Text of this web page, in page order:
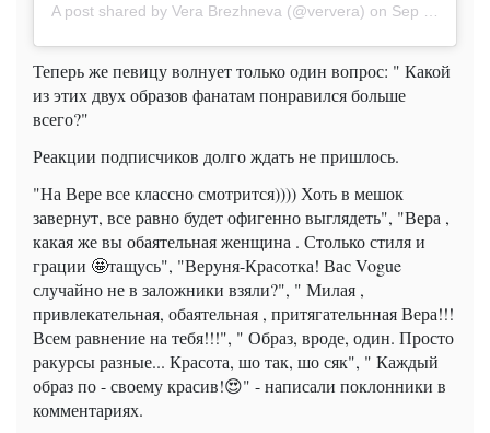
A post shared by Vera Brezhneva (@ververa) on Sep 4, 2019 at 11:37pm PDT
Теперь же певицу волнует только один вопрос: " Какой
из этих двух образов фанатам понравился больше
всего?"
Реакции подписчиков долго ждать не пришлось.
"На Вере все классно смотрится)))) Хоть в мешок
завернут, все равно будет офигенно выглядеть", "Вера ,
какая же вы обаятельная женщина . Столько стиля и
грации 🤩тащусь", "Веруня-Красотка! Вас Vogue
случайно не в заложники взяли?", " Милая ,
привлекательная, обаятельная , притягательнная Вера!!!
Всем равнение на тебя!!!", " Образ, вроде, один. Просто
ракурсы разные... Красота, шо так, шо сяк", " Каждый
образ по - своему красив!😍" - написали поклонники в
комментариях.